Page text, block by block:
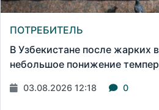
ПОТРЕБИТЕЛЬ
В Узбекистане после жарких
небольшое понижение
03.08.2026 12:18 0